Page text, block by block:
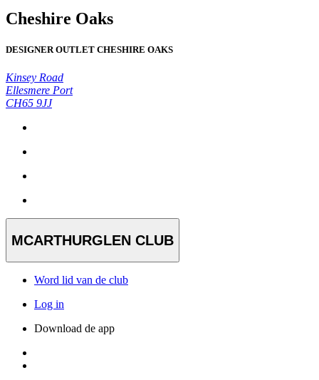
Cheshire Oaks
DESIGNER OUTLET CHESHIRE OAKS
Kinsey Road
Ellesmere Port
CH65 9JJ
MCARTHURGLEN CLUB
Word lid van de club
Log in
Download de app